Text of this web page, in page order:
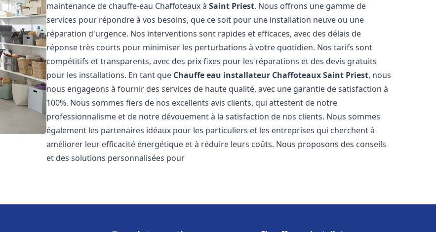
maintenance de chauffe-eau Chaffoteaux àSaint Priest. Nous offrons une gamme de
services pour répondre à vos besoins, que ce soit pour une installation neuve ou une
réparation d'urgence. Nos interventions sont rapides et efficaces, avec des délais de
réponse très courts pour minimiser les perturbations à votre quotidien. Nos tarifs sont
compétitifs et transparents, avec des prix fixes pour les réparations et des devis gratuits
pour les installations. En tant que Chauffe eau installateur ChaffoteauxSaint Priest, nous
nous engageons à fournir des services de haute qualité, avec une garantie de satisfaction à
100%. Nous sommes fiers de nos excellents avis clients, qui attestent de notre
professionnalisme et de notre dévouement à la satisfaction de nos clients. Nous sommes
également les partenaires idéaux pour les particuliers et les entreprises qui cherchent à
améliorer leur efficacité énergétique et à réduire leurs coûts. Nous proposons des conseils
et des solutions personnalisées pour